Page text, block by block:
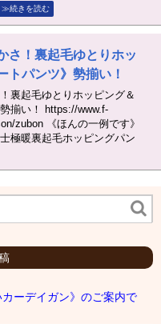
≫続きを読む
さ！裏起毛ゆとりホッ
トパンツ》勢揃い！
裏起毛ゆとりホッピング＆
揃い！ https://www.f-
zubon 《ほんの一例です》
極暖裏起毛ホッピングパン
カーデイガン》のご案内で